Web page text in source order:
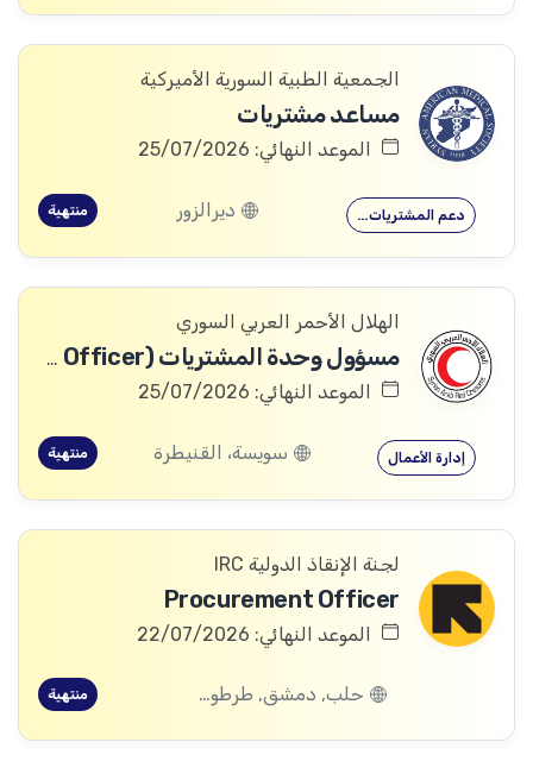
الجمعية الطبية السورية الأميركية
مساعد مشتريات
الموعد النهائي: 25/07/2026
دعم المشتريات… ديرالزور منتهية
الهلال الأحمر العربي السوري
مسؤول وحدة المشتريات (Procurement Officer) - المركز الرئيسي
الموعد النهائي: 25/07/2026
إدارة الأعمال سويسة، القنيطرة منتهية
لجنة الإنقاذ الدولية IRC
Procurement Officer
الموعد النهائي: 22/07/2026
حلب, دمشق, طرطوس, ريف دمشق, ديرالزور, درعا, السويداء, إدلب, القنيطرة, اللاذقية, الرقة, حمص, الحسكة, حماة منتهية